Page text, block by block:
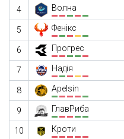
4 Волна
5 Фенікс
6 Прогрес
7 Надія
8 Apelsin
9 ГлавРиба
10 Кроти